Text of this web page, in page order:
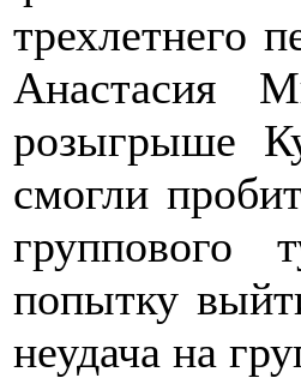
трехлетнего
Анастасия
розыгрыше
смогли
попытку
неудача на